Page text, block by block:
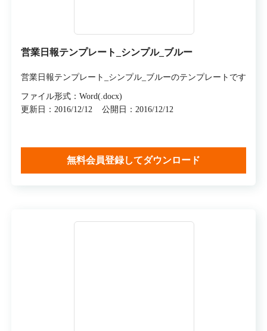
営業日報テンプレート_シンプル_ブルー
営業日報テンプレート_シンプル_ブルーのテンプレートです
ファイル形式：Word(.docx)
更新日：2016/12/12
公開日：2016/12/12
無料会員登録してダウンロード